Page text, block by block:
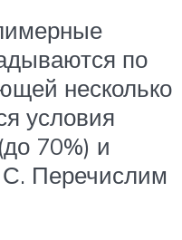
по
несколько
условия
70%) и
Перечислим